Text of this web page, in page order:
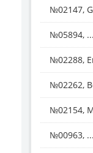
№02147,
№05894, ...
№02288,
№02262,
№02154,
№00963, ...